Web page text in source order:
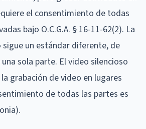
el consentimiento de todas
bajo O.C.G.A. § 16-11-62(2). La
un estándar diferente, de
sola parte. El video silencioso
grabación de video en lugares
de todas las partes es